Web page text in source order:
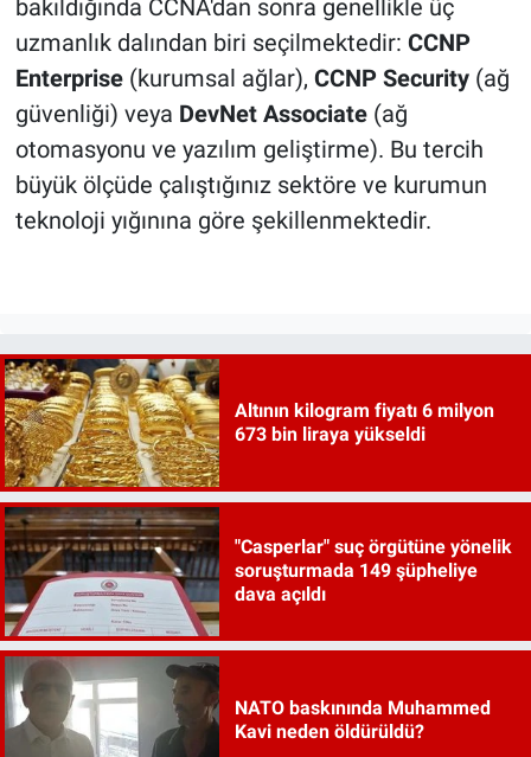
bakıldığında CCNA'dan sonra genellikle üç
uzmanlık dalından biri seçilmektedir: CCNP
Enterprise(kurumsal ağlar), CCNP Security(ağ
güvenliği) veya DevNet Associate(ağ
otomasyonu ve yazılım geliştirme). Bu tercih
büyük ölçüde çalıştığınız sektöre ve kurumun
teknoloji yığınına göre şekillenmektedir.
Altının kilogram fiyatı 6 milyon
673 bin liraya yükseldi
"Casperlar" suç örgütüne yönelik
soruşturmada 149 şüpheliye
dava açıldı
NATO baskınında Muhammed
Kavi neden öldürüldü?